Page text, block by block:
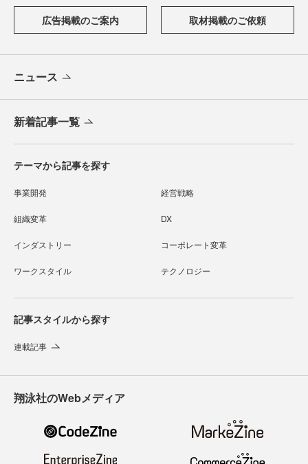
広告掲載のご案内 取材掲載のご依頼
ニュース
新着記事一覧
テーマから記事を探す
事業開発 経営戦略
組織変革 DX
インダストリー コーポレート変革
ワークスタイル テクノロジー
記事スタイルから探す
連載記事
翔泳社のWebメディア